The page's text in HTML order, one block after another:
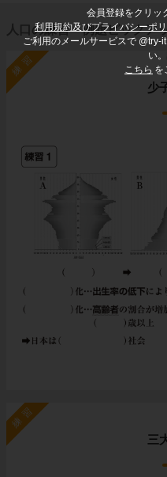
会員登録をクリッ
利用規約及びプライバシーポ
ご利用のメールサービスで @try-
い
こちら を
人口の練習・例題ピックア
練習
少
練習
三